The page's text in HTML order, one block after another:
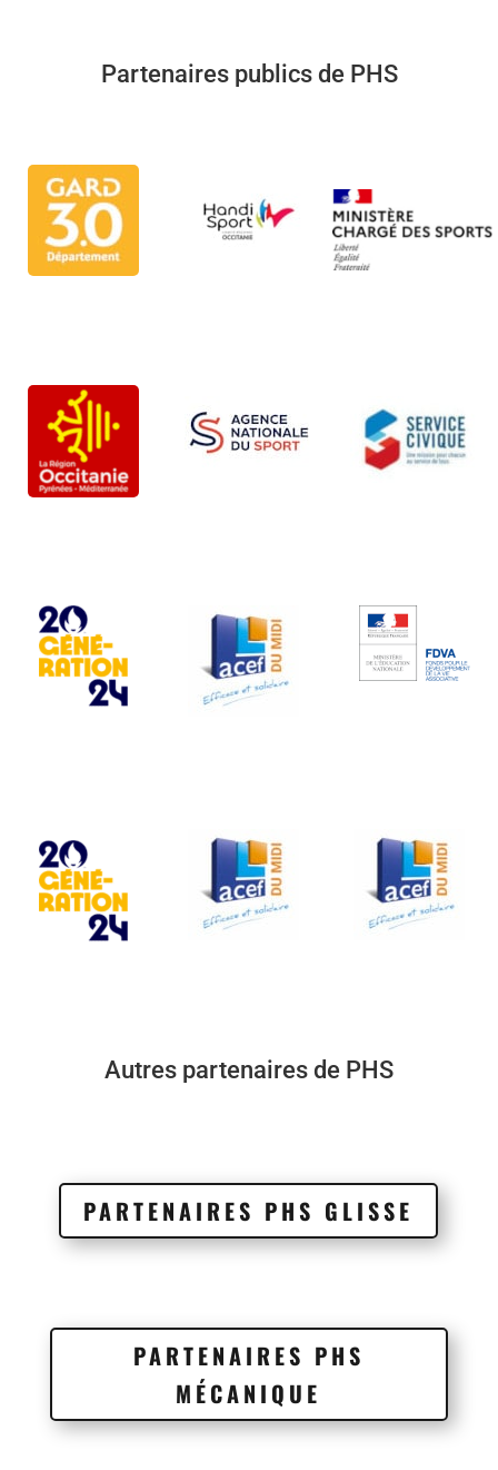
Partenaires publics de PHS
Autres partenaires de PHS
PARTENAIRES PHS GLISSE
PARTENAIRES PHS
MÉCANIQUE